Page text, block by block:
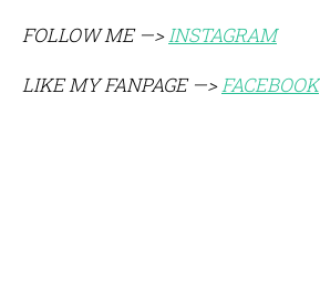
FOLLOW ME —>INSTAGRAM
LIKE MY FANPAGE —>FACEBOOK